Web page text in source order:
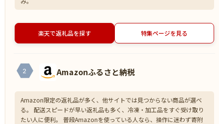
楽天で返礼品を探す 特集ページを見る
2 Amazonふるさと納税
Amazon限定の返礼品が多く、他サイトでは見つからない商品が選べ
る。 配送スピードが早い返礼品も多く、冷凍・加工品をすぐ受け取り
たい人に便利。 普段Amazonを使っている人なら、操作に迷わず寄附